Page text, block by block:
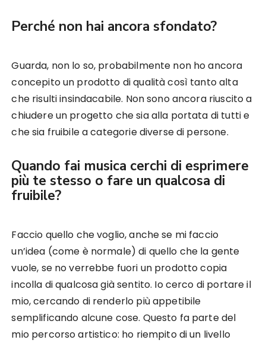
Perché non hai ancora sfondato?
Guarda, non lo so, probabilmente non ho ancora
concepito un prodotto di qualità così tanto alta
che risulti insindacabile. Non sono ancora riuscito a
chiudere un progetto che sia alla portata di tutti e
che sia fruibile a categorie diverse di persone.
Quando fai musica cerchi di esprimere
più te stesso o fare un qualcosa di
fruibile?
Faccio quello che voglio, anche se mi faccio
un’idea (come è normale) di quello che la gente
vuole, se no verrebbe fuori un prodotto copia
incolla di qualcosa già sentito. Io cerco di portare il
mio, cercando di renderlo più appetibile
semplificando alcune cose. Questo fa parte del
mio percorso artistico: ho riempito di un livello